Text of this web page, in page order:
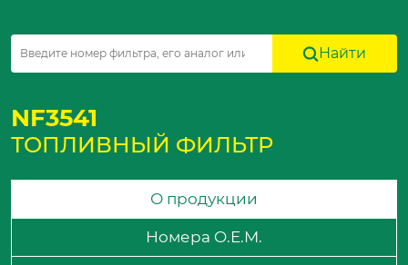
Найти
NF3541
ТОПЛИВНЫЙ ФИЛЬТР
О продукции
Номера O.E.M.